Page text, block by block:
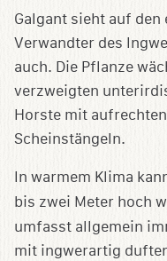
Galgant sieht auf
Verwandter des
auch. Die Pflanze
verzweigten
Horste mit
Scheinstängeln.
In warmem Klima
bis zwei Meter hoch
umfasst allgemein
mit ingwerartig